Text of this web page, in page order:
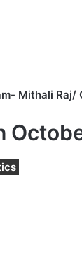
Mithali Raj/